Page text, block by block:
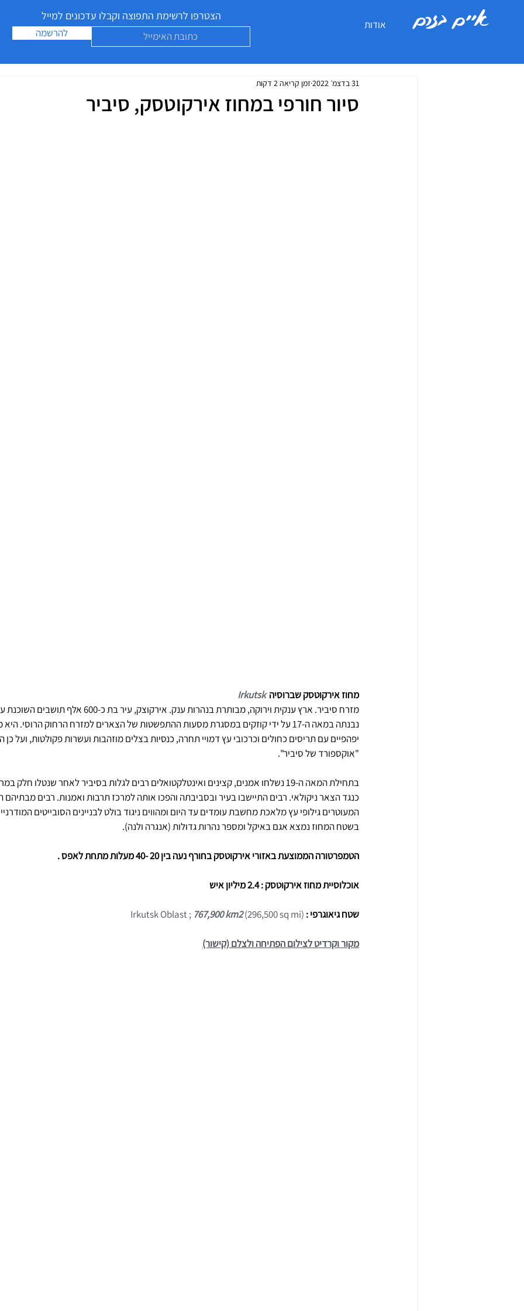
הצטרפו לרשימת התפוצה וקבלו עדכונים למייל
להרשמה
אודות איים בזרם
סיור חורפי במחוז אירקוטסק, סיביר
31 בדצמ׳ 2022 זמן קריאה 2 דקות
מחוז אירקוטסק שברוסיה Irkutsk
מזרח סיביר. ארץ ענקית וירוקה, מבותרת בנהרות ענק.
נבנתה במאה ה-17 על ידי קוזקים במסגרת מסעות ההתפשטות של הצארים למזרח הרחוק הרוסי.
יפהפיים עם תריסים כחולים וכרכובי עץ דמויי תחרה, כנסיות בצלים מוזהבות ועשרות פקולטות, ועל כן
"אוקספורד של סיביר".
בתחילת המאה ה-19 נשלחו אמנים, קצינים ואינטלקטואלים רבים לגלות בסיביר לאחר שנטלו
כנגד הצאר ניקולאי. רבים התיישבו בעיר ובסביבתה והפכו אותה למרכז תרבות ואמנות. רבים מבתיהם
המעוטרים גילופי עץ מלאכת מחשבת עומדים עד היום ומהווים ניגוד בולט לבניינים הסובייטים
בשטח המחוז נמצא אגם באיקל ומספר נהרות גדולות (אנגרה ולנה).
הטמפרטורה הממוצעת באזורי אירקוטסק בחורף נעה בין 20 -40 מעלות מתחת לאפס .
אוכלוסיית מחוז אירקוטסק : 2.4 מיליון איש
שטח גיאוגרפי : Irkutsk Oblast ; 767,900 km2 (296,500 sq mi)
מקור וקרדיט לצילום הפתיחה ולצלם (קישור)